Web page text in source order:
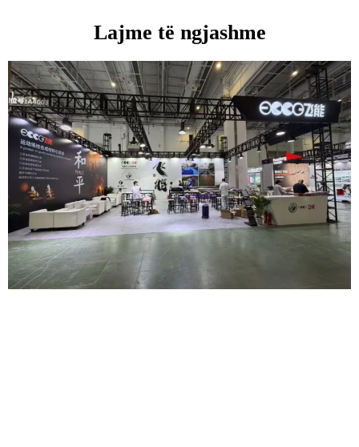
Lajme të ngjashme